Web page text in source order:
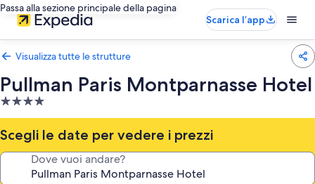
Passa alla sezione principale della pagina
Scarica l’app
Visualizza tutte le strutture
Pullman Paris Montparnasse Hotel
Struttura
a
4.0
stelle
Scegli le date per vedere i prezzi
Dove vuoi andare?